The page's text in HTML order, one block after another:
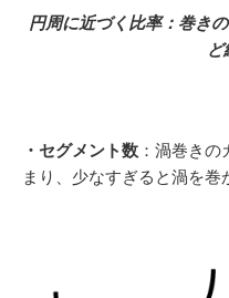
円周に近づく比率：巻き
ど
・セグメント数 ：渦巻き
まり、少なすぎると渦を巻